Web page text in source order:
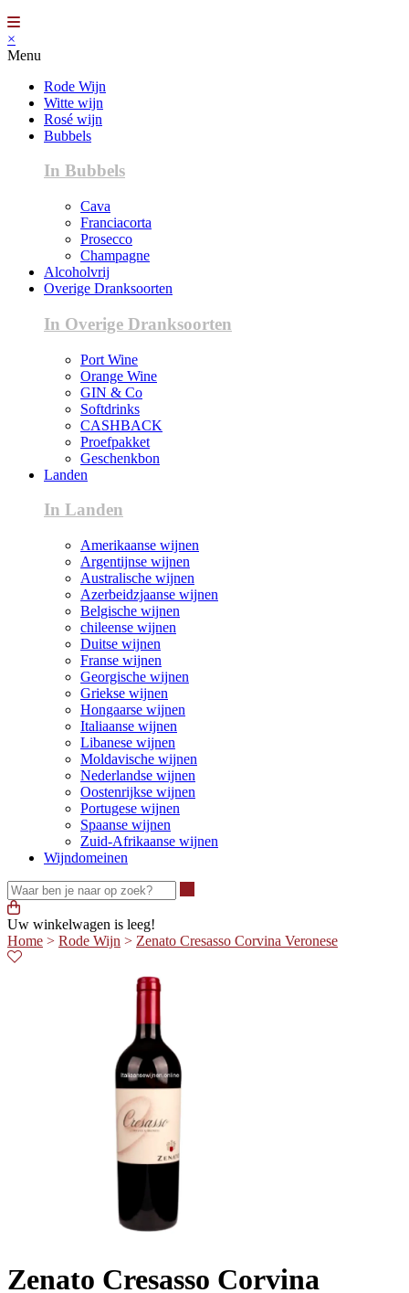
×
Menu
Rode Wijn
Witte wijn
Rosé wijn
Bubbels
In Bubbels
Cava
Franciacorta
Prosecco
Champagne
Alcoholvrij
Overige Dranksoorten
In Overige Dranksoorten
Port Wine
Orange Wine
GIN & Co
Softdrinks
CASHBACK
Proefpakket
Geschenkbon
Landen
In Landen
Amerikaanse wijnen
Argentijnse wijnen
Australische wijnen
Azerbeidzjaanse wijnen
Belgische wijnen
chileense wijnen
Duitse wijnen
Franse wijnen
Georgische wijnen
Griekse wijnen
Hongaarse wijnen
Italiaanse wijnen
Libanese wijnen
Moldavische wijnen
Nederlandse wijnen
Oostenrijkse wijnen
Portugese wijnen
Spaanse wijnen
Zuid-Afrikaanse wijnen
Wijndomeinen
Uw winkelwagen is leeg!
Home > Rode Wijn > Zenato Cresasso Corvina Veronese
Zenato Cresasso Corvina